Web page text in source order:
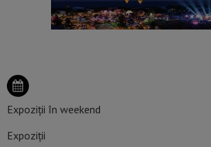
Expoziții în weekend
Expoziții